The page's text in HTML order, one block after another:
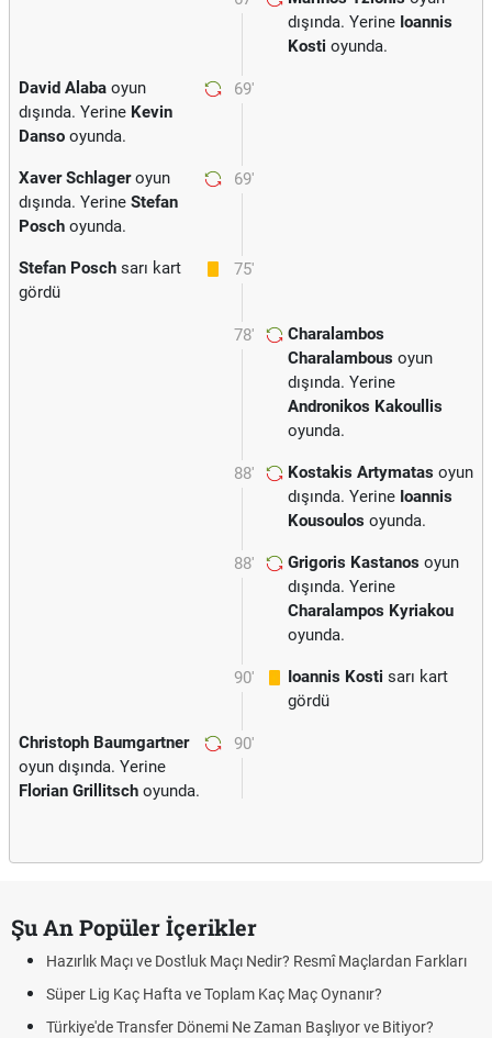
dışında. Yerine Ioannis
Kosti oyunda.
69'
David Alaba oyun
dışında. Yerine Kevin
Danso oyunda.
69'
Xaver Schlageroyun
dışında. Yerine Stefan
Posch oyunda.
75'
Stefan Posch sarı kart
gördü
78'
Charalambos
Charalambous oyun
dışında. Yerine
Andronikos Kakoullis
oyunda.
88' Kostakis Artymatas oyun
dışında. Yerine Ioannis
Kousoulos oyunda.
88' Grigoris Kastanos oyun
dışında. Yerine
Charalampos Kyriakou
oyunda.
90' Ioannis Kosti sarı kart
gördü
90'
Christoph Baumgartner
oyun dışında. Yerine
Florian Grillitsch oyunda.
Şu An Popüler İçerikler
Hazırlık Maçı ve Dostluk Maçı Nedir? Resmî Maçlardan Farkları
Süper Lig Kaç Hafta ve Toplam Kaç Maç Oynanır?
Türkiye'de Transfer Dönemi Ne Zaman Başlıyor ve Bitiyor?